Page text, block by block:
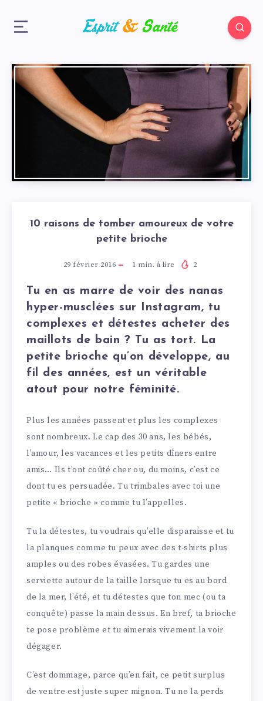
10 raisons de tomber amoureux de votre
petite brioche
29 février 2016 1 min. à lire 2
Tu en as marre de voir des nanas
hyper-musclées sur Instagram, tu
complexes et détestes acheter des
maillots de bain ? Tu as tort. La
petite brioche qu’on développe, au
fil des années, est un véritable
atout pour notre féminité.
Plus les années passent et plus les complexes
sont nombreux. Le cap des 30 ans, les bébés,
l’amour, les vacances et les petits dîners entre
amis… Ils t’ont coûté cher ou, du moins, c’est ce
dont tu es persuadée. Tu trimbales avec toi une
petite « brioche » comme tu l’appelles.
Tu la détestes, tu voudrais qu’elle disparaisse et tu
la planques comme tu peux avec des t-shirts plus
amples ou des robes évasées. Tu gardes une
serviette autour de la taille lorsque tu es au bord
de la mer, l’été, et tu détestes que ton mec (ou ta
conquête) passe la main dessus. En bref, ta brioche
te pose problème et tu aimerais vivement la voir
dégager.
C’est dommage, parce qu’en fait, ce petit surplus
de ventre est juste super mignon. Tu ne la perds